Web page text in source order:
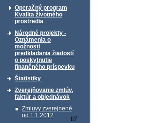
Operačný program
Kvalita životného
prostredia
Národné projekty -
Oznámenia o
možnosti
predkladania žiadostí
o poskytnutie
finančného príspevku
Štatistiky
Zverejňovanie zmlúv,
faktúr a objednávok
Zmluvy zverejnené
od 1.1.2012